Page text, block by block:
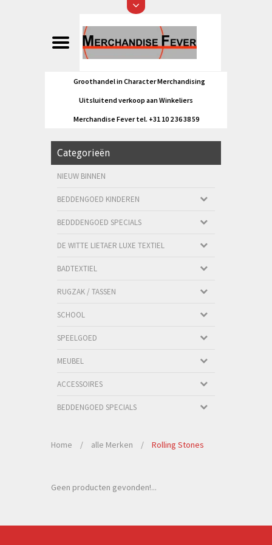
Groothandel in Character Merchandising
Uitsluitend verkoop aan Winkeliers
Merchandise Fever tel. +31 10 2 36 38 59
Categorieën
NIEUW BINNEN
BEDDENGOED KINDEREN
BEDDDENGOED SPECIALS
DE WITTE LIETAER LUXE TEXTIEL
BADTEXTIEL
RUGZAK / TASSEN
SCHOOL
SPEELGOED
MEUBEL
ACCESSOIRES
BEDDENGOED SPECIALS
Home / alle Merken / Rolling Stones
Geen producten gevonden!...